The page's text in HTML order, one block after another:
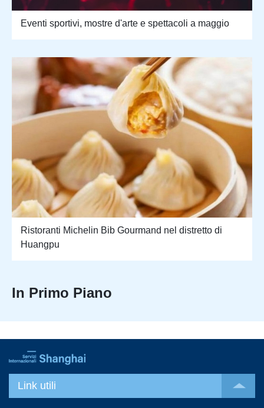
Eventi sportivi, mostre d'arte e spettacoli a maggio
Ristoranti Michelin Bib Gourmand nel distretto di
Huangpu
In Primo Piano
Link utili